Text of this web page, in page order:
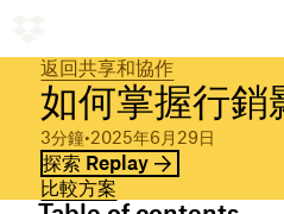
返回共享和協作
如何掌握行銷
3分鐘•2025年6月29日
探索 Replay
比較方案